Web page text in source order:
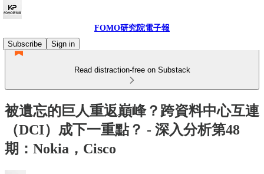
FOMO研究院電子報
Subscribe
Sign in
Read distraction-free on Substack
被遺忘的巨人重返巔峰？跨資料中心互連
（DCI）成下一重點？ - 深入分析第48
期：Nokia，Cisco